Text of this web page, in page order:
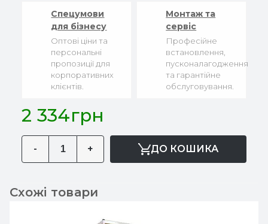
Спецумови
для бізнесу
Оптові ціни та
персональні
пропозиції для
корпоративних
клієнтів.
Монтаж та
сервіс
Професійне
встановлення,
пусконалагодження
та гарантійне
обслуговування.
2 334грн
- + ДО КОШИКА
Схожі товари